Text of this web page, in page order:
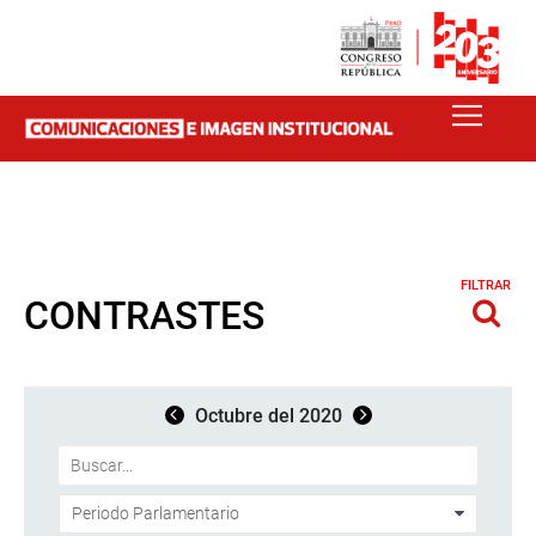
CONTRASTES
FILTRAR
Octubre del 2020